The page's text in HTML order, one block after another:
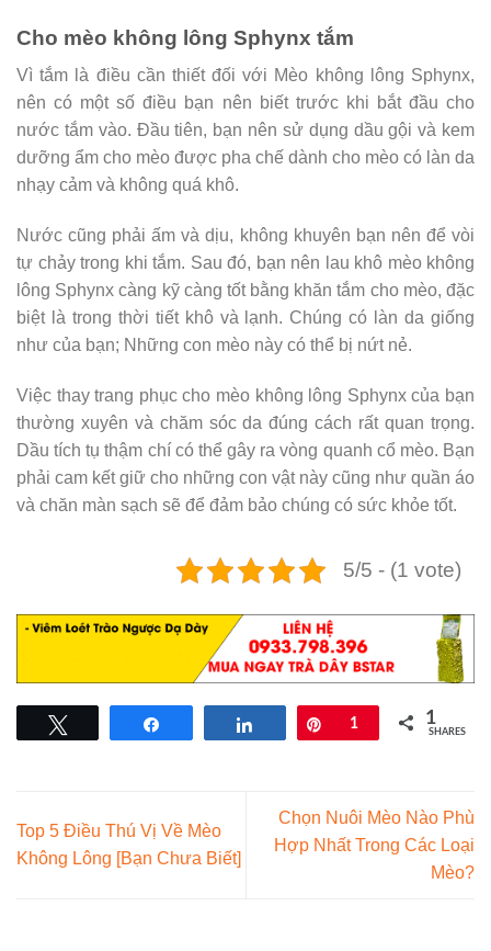
Cho mèo không lông Sphynx tắm
Vì tắm là điều cần thiết đối với Mèo không lông Sphynx,
nên có một số điều bạn nên biết trước khi bắt đầu cho
nước tắm vào. Đầu tiên, bạn nên sử dụng dầu gội và kem
dưỡng ẩm cho mèo được pha chế dành cho mèo có làn da
nhạy cảm và không quá khô.
Nước cũng phải ấm và dịu, không khuyên bạn nên để vòi
tự chảy trong khi tắm. Sau đó, bạn nên lau khô mèo không
lông Sphynx càng kỹ càng tốt bằng khăn tắm cho mèo, đặc
biệt là trong thời tiết khô và lạnh. Chúng có làn da giống
như của bạn; Những con mèo này có thể bị nứt nẻ.
Việc thay trang phục cho mèo không lông Sphynx của bạn
thường xuyên và chăm sóc da đúng cách rất quan trọng.
Dầu tích tụ thậm chí có thể gây ra vòng quanh cổ mèo. Bạn
phải cam kết giữ cho những con vật này cũng như quần áo
và chăn màn sạch sẽ để đảm bảo chúng có sức khỏe tốt.
5/5 - (1 vote)
Pin
1 1
SHARES
Top 5 Điều Thú Vị Về Mèo
Không Lông [Bạn Chưa Biết]
Chọn Nuôi Mèo Nào Phù
Hợp Nhất Trong Các Loại
Mèo?